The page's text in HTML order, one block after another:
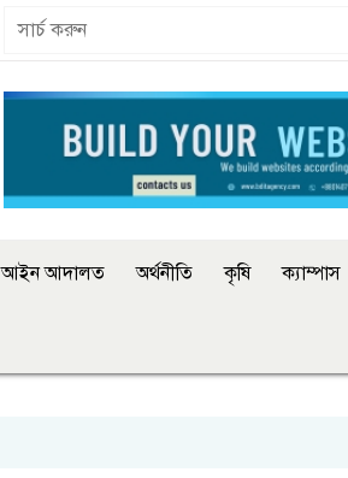
আইন আদালত অর্থনীতি কৃষি ক্যাম্পাস